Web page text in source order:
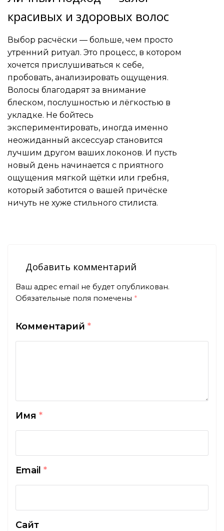
красивых и здоровых волос
Выбор расчёски — больше, чем просто
утренний ритуал. Это процесс, в котором
хочется прислушиваться к себе,
пробовать, анализировать ощущения.
Волосы благодарят за внимание
блеском, послушностью и лёгкостью в
укладке. Не бойтесь
экспериментировать, иногда именно
неожиданный аксессуар становится
лучшим другом ваших локонов. И пусть
новый день начинается с приятного
ощущения мягкой щётки или гребня,
который заботится о вашей причёске
ничуть не хуже стильного стилиста.
Добавить комментарий
Ваш адрес email не будет опубликован.
Обязательные поля помечены *
Комментарий *
Имя *
Email *
Сайт